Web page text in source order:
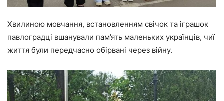
Хвилиною мовчання, встановленням свічок та іграшок
павлоградці вшанували пам’ять маленьких українців, чиї
життя були передчасно обірвані через війну.